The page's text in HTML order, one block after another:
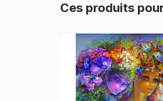
Ces produits